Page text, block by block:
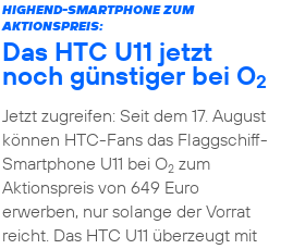
HIGHEND-SMARTPHONE ZUM
AKTIONSPREIS:
Das HTC U11 jetzt
noch günstiger bei O2
Jetzt zugreifen: Seit dem 17. August
können HTC-Fans das Flaggschiff-
Smartphone U11 bei O2zum
Aktionspreis von 649 Euro
erwerben, nur solange der Vorrat
reicht. Das HTC U11 überzeugt mit